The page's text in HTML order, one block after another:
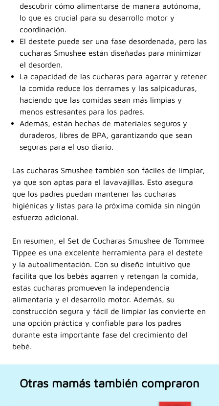
descubrir cómo alimentarse de manera autónoma,
lo que es crucial para su desarrollo motor y
coordinación.
El destete puede ser una fase desordenada, pero las
cucharas Smushee están diseñadas para minimizar
el desorden.
La capacidad de las cucharas para agarrar y retener
la comida reduce los derrames y las salpicaduras,
haciendo que las comidas sean más limpias y
menos estresantes para los padres.
Además, están hechas de materiales seguros y
duraderos, libres de BPA, garantizando que sean
seguras para el uso diario.
Las cucharas Smushee también son fáciles de limpiar,
ya que son aptas para el lavavajillas. Esto asegura
que los padres puedan mantener las cucharas
higiénicas y listas para la próxima comida sin ningún
esfuerzo adicional.
En resumen, el Set de Cucharas Smushee de Tommee
Tippee es una excelente herramienta para el destete
y la autoalimentación. Con su diseño intuitivo que
facilita que los bebés agarren y retengan la comida,
estas cucharas promueven la independencia
alimentaria y el desarrollo motor. Además, su
construcción segura y fácil de limpiar las convierte en
una opción práctica y confiable para los padres
durante esta importante fase del crecimiento del
bebé.
Otras mamás también compraron